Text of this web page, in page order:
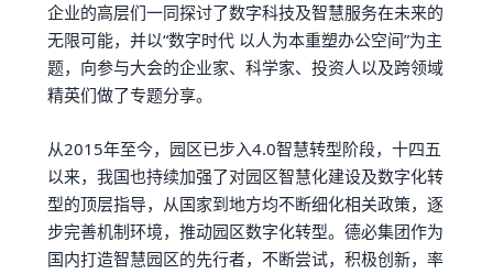
企业的高层们一同探讨了数字科技及智慧服务在未来的
无限可能，并以“数字时代 以人为本重塑办公空间”为主
题，向参与大会的企业家、科学家、投资人以及跨领域
精英们做了专题分享。
从2015年至今，园区已步入4.0智慧转型阶段，十四五
以来，我国也持续加强了对园区智慧化建设及数字化转
型的顶层指导，从国家到地方均不断细化相关政策，逐
步完善机制环境，推动园区数字化转型。德必集团作为
国内打造智慧园区的先行者，不断尝试，积极创新，率